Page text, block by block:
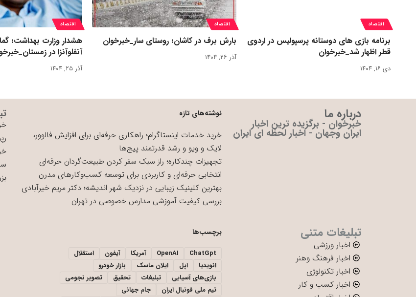
اقتصاد
برنامه بازی های دوستانه پرسپولیس در اردوی
قطر اظهار شد_خبرخوان
دی ۱۶, ۱۴۰۴
اقتصاد
بارش برف در کاشان؛ روستای سار_خبرخوان
آذر ۲۶, ۱۴۰۴
اقتصاد
هشدار وزارت بهداشت؛
آنفلوآنزا در
آذر ۲۵, ۱۴۰۴
درباره ما
خبرخوان - برگزیده ترین اخبار
ایران وجهان - اخبار لحظه ای ایران
نوشته‌های تازه
خرید خدمات اینستاگرام؛ راهکاری حرفه‌ای برای افزایش فالوور،
لایک و ویو و رشد قدرتمند پیج‌ها
تجهیزات چندکاره؛ راز سبک سفر کردن طبیعت‌گردان حرفه‌ای
انتخابی حرفه‌ای و کاربردی برای توسعه کسب‌وکارهای مدرن
بهترین کلینیک زیبایی در نزدیک شهر اندیشه؛ دکتر مریم خیرآبادی
بررسی کیفیت آموزشی مدارس خصوصی در تهران
تبلیغات متنی
اخبار ورزشی
اخبار فرهنگ وهنر
اخبار تکنولوژی
اخبار کسب و کار
برچسب‌ها
ChatGpt
OpenAI آمریکا آیفون
استقلال
انویدیا
اپل ایلان ماسک
بازار خودرو
بازی‌های آسیایی
تبلیغات تحقیق
تصویر نجومی
تیم ملی فوتبال ایران
جام جهانی